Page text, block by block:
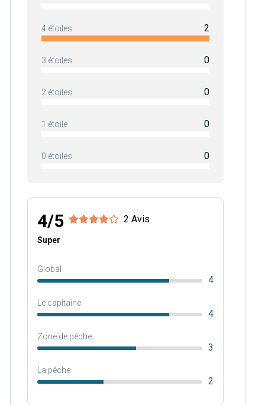
4 étoiles 2
3 étoiles 0
2 étoiles 0
1 étoile 0
0 étoiles 0
4/5 2 Avis
Super
Global
4
Le capitaine
4
Zone de pêche
3
La pêche
2